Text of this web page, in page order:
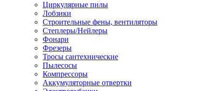
Циркулярные пилы
Лобзики
Строительные фены, вентиляторы
Степлеры/Нейлеры
Фонари
Фрезеры
Тросы сантехнические
Пылесосы
Компрессоры
Аккумуляторные отвертки